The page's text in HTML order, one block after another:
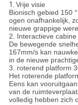
1. Vrije visie
Bionisch gebied 150
ogen onafhankelijk,
nieuwe grappige
2. Interactieve
De bewegende
167mm/s kan
in de nieuwe
3. roterend platform
Het roterende
Eens kan
van de
volledig hebben zich